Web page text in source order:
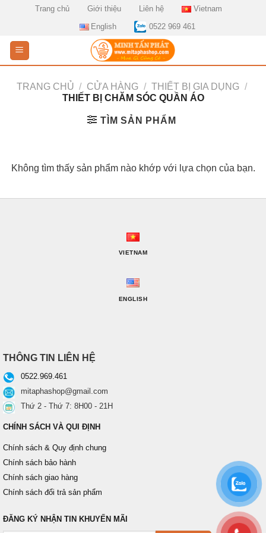
Trang chủ Giới thiệu Liên hệ
Vietnam
English
0522 969 461
TRANG CHỦ / CỬA HÀNG / THIẾT BỊ GIA DỤNG /
THIẾT BỊ CHĂM SÓC QUẦN ÁO
TÌM SẢN PHẨM
Không tìm thấy sản phẩm nào khớp với lựa chọn của bạn.
VIETNAM
ENGLISH
THÔNG TIN LIÊN HỆ
0522.969.461
mitaphashop@gmail.com
Thứ 2 - Thứ 7: 8H00 - 21H
CHÍNH SÁCH VÀ QUI ĐỊNH
Chính sách & Quy định chung
Chính sách bảo hành
Chính sách giao hàng
Chính sách đổi trả sản phẩm
ĐĂNG KÝ NHẬN TIN KHUYẾN MÃI